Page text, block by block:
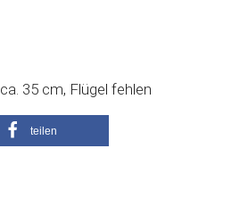
35 cm, Flügel fehlen
teilen